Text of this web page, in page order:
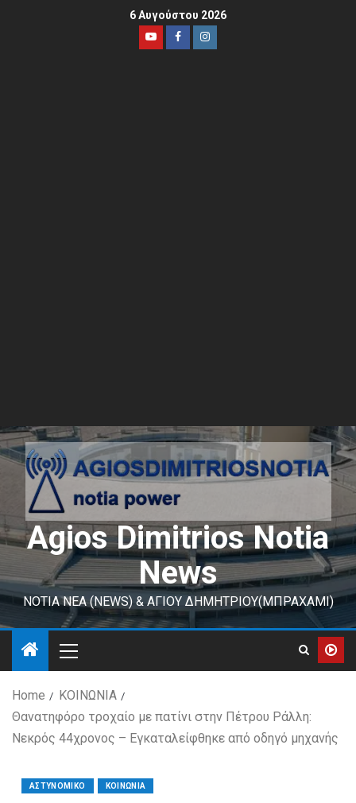
6 Αυγούστου 2026
Agios Dimitrios Notia
News
ΝΟΤΙΑ ΝΕΑ (NEWS) & ΑΓΙΟΥ ΔΗΜΗΤΡΙΟΥ(ΜΠΡΑΧΑΜΙ)
Home
ΚΟΙΝΩΝΙΑ
Θανατηφόρο τροχαίο με πατίνι στην Πέτρου Ράλλη:
Νεκρός 44χρονος – Εγκαταλείφθηκε από οδηγό μηχανής
ΑΣΤΥΝΟΜΙΚΟ ΚΟΙΝΩΝΙΑ